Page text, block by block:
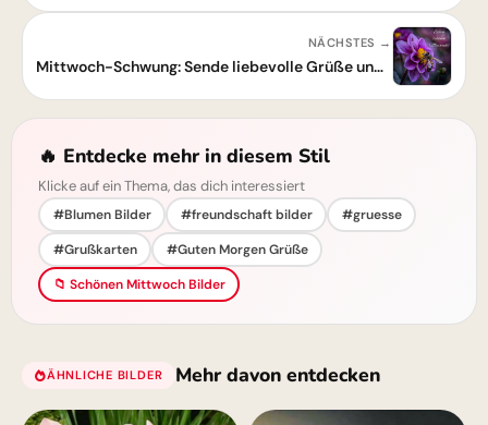
NÄCHSTES →
Mittwoch-Schwung: Sende liebevolle Grüße und Durchhaltevermögen!
🔥 Entdecke mehr in diesem Stil
Klicke auf ein Thema, das dich interessiert
#Blumen Bilder #freundschaft bilder
#gruesse
#Grußkarten
#Guten Morgen Grüße
📁 Schönen Mittwoch Bilder
ÄHNLICHE BILDER Mehr davon entdecken